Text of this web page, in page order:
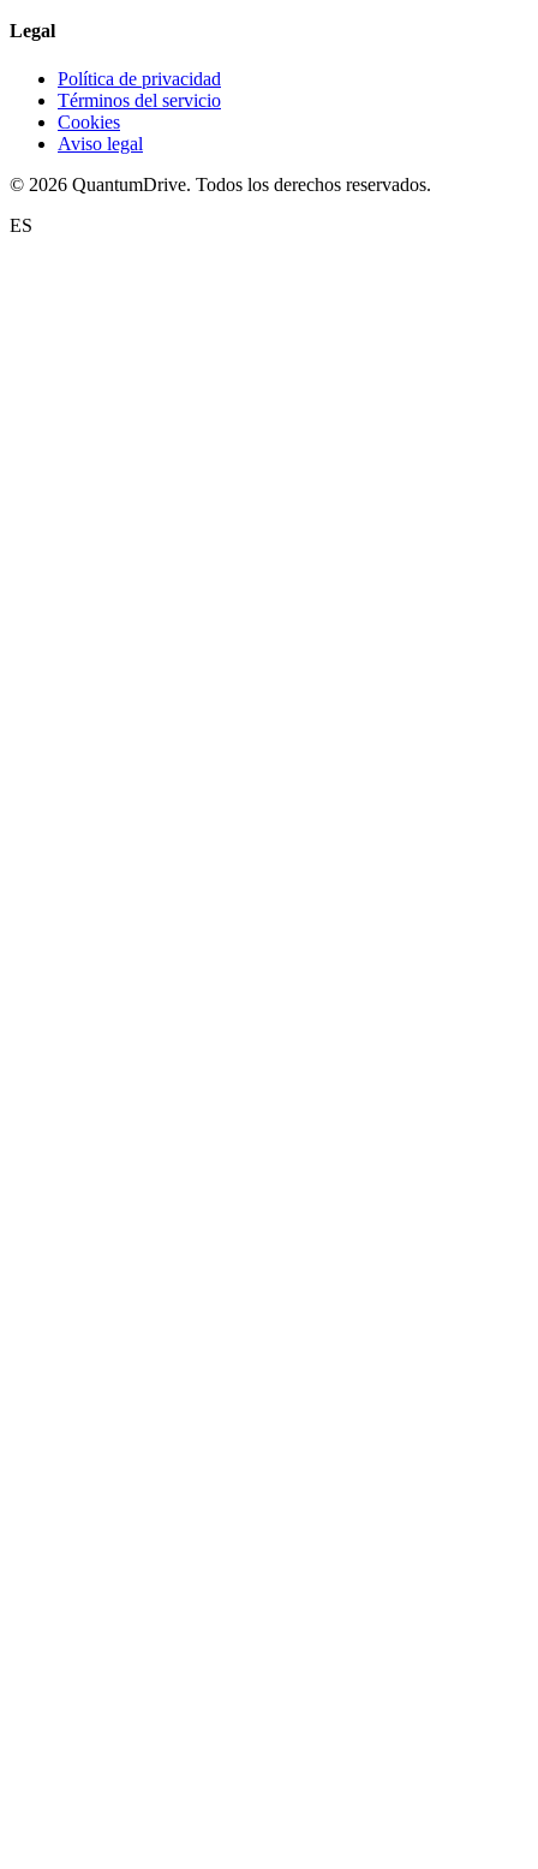
Legal
Política de privacidad
Términos del servicio
Cookies
Aviso legal
© 2026 QuantumDrive. Todos los derechos reservados.
ES